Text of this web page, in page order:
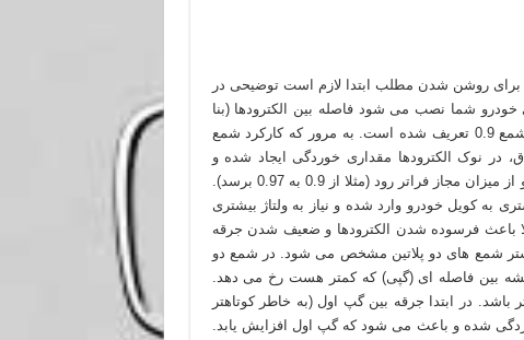
برای روشن شدن مطلب ابتدا لازم است توضیحی در
شما نصب می شود فاصله بین الکترودها (بنا
بر نظر سازنده) رقم مشخصی است. مثلا برای پژو 405 گپ شمع 0.9 تعریف شده است. به مرور که کارکرد شمع
در نوک الکترودها مقداری خوردگی ایجاد شده و
همین خوردگی باعث می شود گپ شمع به مرور افزایش یابد و از میزان مجاز فراتر رود (مثلا از 0.9 به 0.97 برسد).
به کویل خودرو وارد شده و نیاز به ولتاژ بیشتری
بالا باعث فرسوده شدن الکترودها و ضعیف شدن جرقه
شمع های دو پلاتین مشخص می شود. در شمع دو
بین فاصله ای (گپی) که کمتر هست رخ می دهد.
اول 0.9 میلی متر و گپ دوم 0.91 میلی متر باشد. در ابتدا جرقه بین گپ اول (به خاطر کوتاهتر
شده و باعث می شود که گپ اول افزایش یابد.